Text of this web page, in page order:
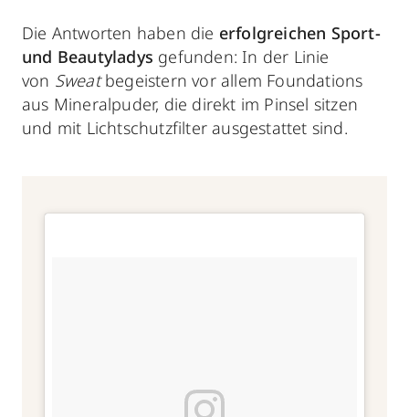
Die Antworten haben die erfolgreichen Sport-
und Beautyladys gefunden: In der Linie
von Sweatbegeistern vor allem Foundations
aus Mineralpuder, die direkt im Pinsel sitzen
und mit Lichtschutzfilter ausgestattet sind.